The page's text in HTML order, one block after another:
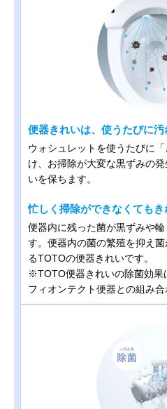
便器きれいは、使うたびに
ウォシュレットを使うたびに
け、お掃除が大変な黒ずみの
いを保ちます。
忙しく掃除ができなくてもき
便器内に残った菌が黒ずみや
す。便器内の菌の繁殖を抑え
るTOTOの便器きれいです。
※TOTO便器きれいの除菌効果
フィオンテクト便器との組み合